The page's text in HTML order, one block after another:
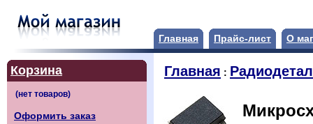
Главная Прайс-лист О
Корзина
Оформить заказ
Главная :